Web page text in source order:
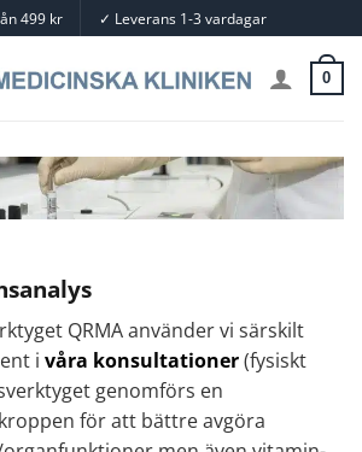
499 kr ✓ Leverans 1-3 vardagar
0
QRMA använder vi särskilt
i våra konsultationer(fysiskt
genomförs en
för att bättre avgöra